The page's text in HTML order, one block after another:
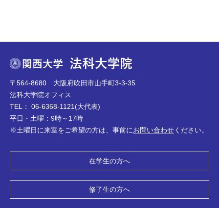
〒564-8680 大阪府吹田市山手町3-3-35
法科大学院オフィス
TEL： 06-6368-1121(大代表)
平日・土曜：9時～17時
※土曜日に来室をご希望の方は、事前にお問い合わせください。
在学生の方へ
修了生の方へ